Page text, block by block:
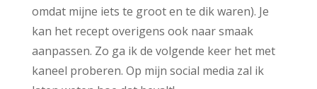
omdat mijne iets te groot en te dik waren). Je
kan het recept overigens ook naar smaak
aanpassen. Zo ga ik de volgende keer het met
kaneel proberen. Op mijn social media zal ik